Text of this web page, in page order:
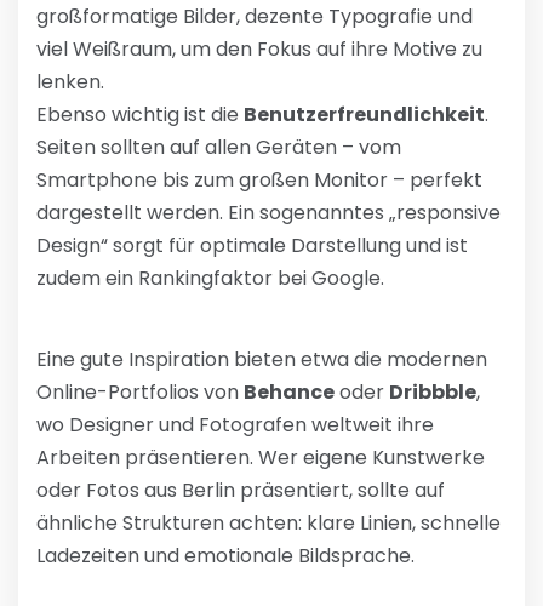
großformatige Bilder, dezente Typografie und
viel Weißraum, um den Fokus auf ihre Motive zu
lenken.
Ebenso wichtig ist die Benutzerfreundlichkeit.
Seiten sollten auf allen Geräten – vom
Smartphone bis zum großen Monitor – perfekt
dargestellt werden. Ein sogenanntes „responsive
Design“ sorgt für optimale Darstellung und ist
zudem ein Rankingfaktor bei Google.
Eine gute Inspiration bieten etwa die modernen
Online-Portfolios von Behanceoder Dribbble,
wo Designer und Fotografen weltweit ihre
Arbeiten präsentieren. Wer eigene Kunstwerke
oder Fotos aus Berlin präsentiert, sollte auf
ähnliche Strukturen achten: klare Linien, schnelle
Ladezeiten und emotionale Bildsprache.